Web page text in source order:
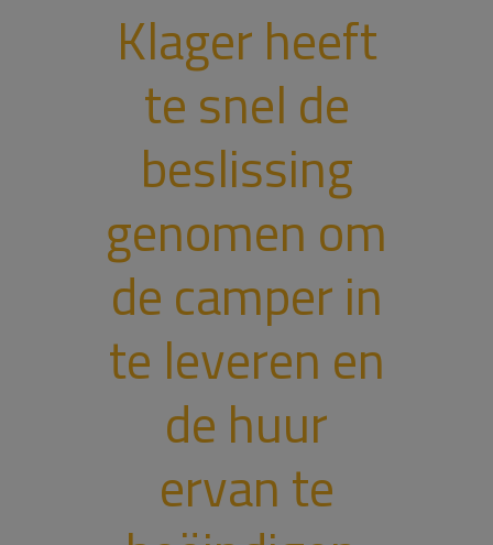
Klager heeft
te snel de
beslissing
genomen om
de camper in
te leveren en
de huur
ervan te